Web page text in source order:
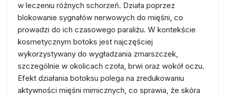
w leczeniu różnych schorzeń. Działa poprzez
blokowanie sygnałów nerwowych do mięśni, co
prowadzi do ich czasowego paraliżu. W kontekście
kosmetycznym botoks jest najczęściej
wykorzystywany do wygładzania zmarszczek,
szczególnie w okolicach czoła, brwi oraz wokół oczu.
Efekt działania botoksu polega na zredukowaniu
aktywności mięśni mimicznych, co sprawia, że skóra